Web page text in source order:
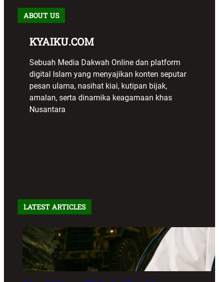
ABOUT US
KYAIKU.COM
Sebuah Media Dakwah Online dan platform
digital Islam yang menyajikan konten seputar
pesan ulama, nasihat kiai, kutipan bijak,
amalan, serta dinamika keagamaan khas
Nusantara
LATEST ARTICLES